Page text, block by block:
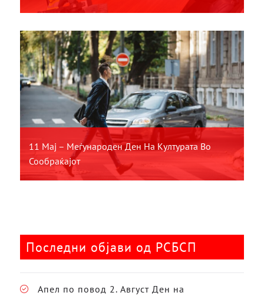
11 Мај – Меѓународен Ден На Културата Во
Сообраќајот
Последни објави од РСБСП
Апел по повод 2. Август Ден на